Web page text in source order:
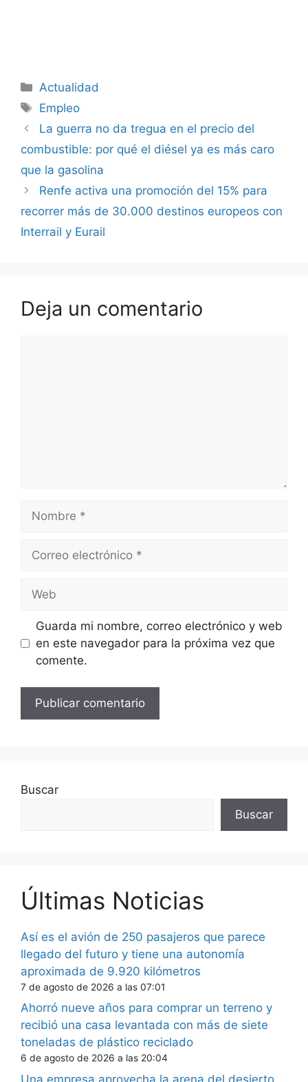
Categorías
Actualidad
Etiquetas
Empleo
La guerra no da tregua en el precio del
combustible: por qué el diésel ya es más caro
que la gasolina
Renfe activa una promoción del 15% para
recorrer más de 30.000 destinos europeos con
Interrail y Eurail
Deja un comentario
Nombre
Correo
Web
Guarda mi nombre, correo electrónico y web
en este navegador para la próxima vez que
comente.
Buscar
Buscar
Últimas Noticias
Así es el avión de 250 pasajeros que parece
llegado del futuro y tiene una autonomía
aproximada de 9.920 kilómetros
7 de agosto de 2026 a las 07:01
Ahorró nueve años para comprar un terreno y
recibió una casa levantada con más de siete
toneladas de plástico reciclado
6 de agosto de 2026 a las 20:04
Una empresa aprovecha la arena del desierto